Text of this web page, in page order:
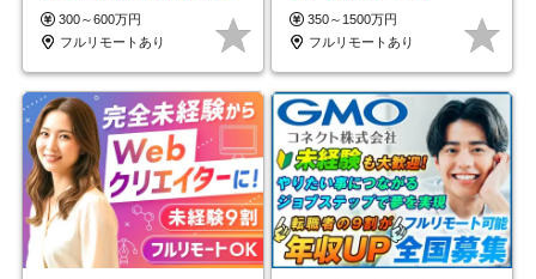
在宅勤務手当あり
300～600万円
フルリモートあり
350～1500万円
フルリモートあり